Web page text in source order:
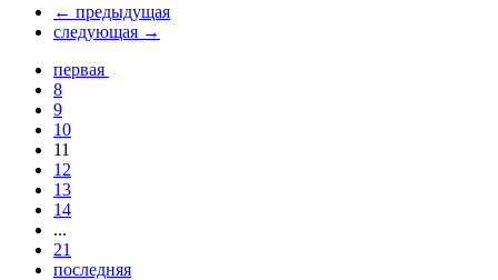
← предыдущая
следующая →
первая
8
9
10
11
12
13
14
...
21
последняя